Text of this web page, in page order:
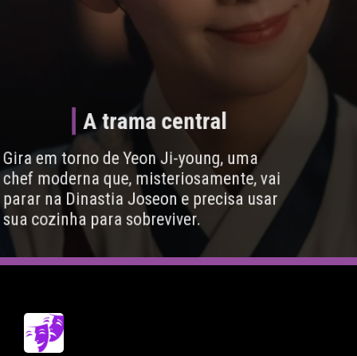
A trama central
Gira em torno de Yeon Ji-young, uma
chef moderna que, misteriosamente, vai
parar na Dinastia Joseon e precisa usar
sua cozinha para sobreviver.